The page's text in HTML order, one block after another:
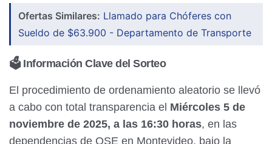
Ofertas Similares: Llamado para Chóferes con
Sueldo de $63.900 - Departamento de Transporte
🗳️ Información Clave del Sorteo
El procedimiento de ordenamiento aleatorio se llevó
a cabo con total transparencia el Miércoles 5 de
noviembre de 2025, a las 16:30 horas, en las
dependencias de OSE en Montevideo, bajo la